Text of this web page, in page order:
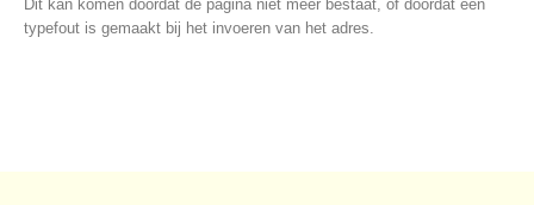
Dit kan komen doordat de pagina niet meer bestaat, of doordat een
typefout is gemaakt bij het invoeren van het adres.